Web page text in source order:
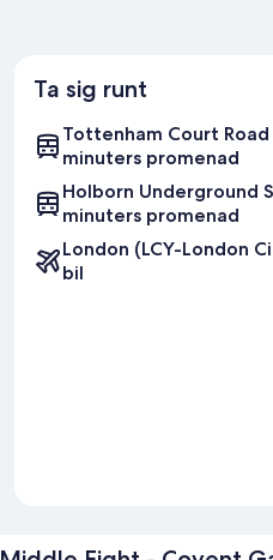
Ta sig runt
Tottenham Court Road
minuters promenad
Holborn Underground
minuters promenad
London (LCY-London
bil